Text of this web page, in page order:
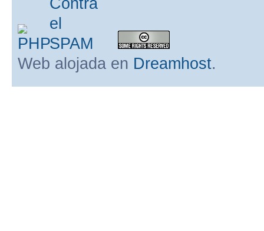
Web alojada en Dreamhost.